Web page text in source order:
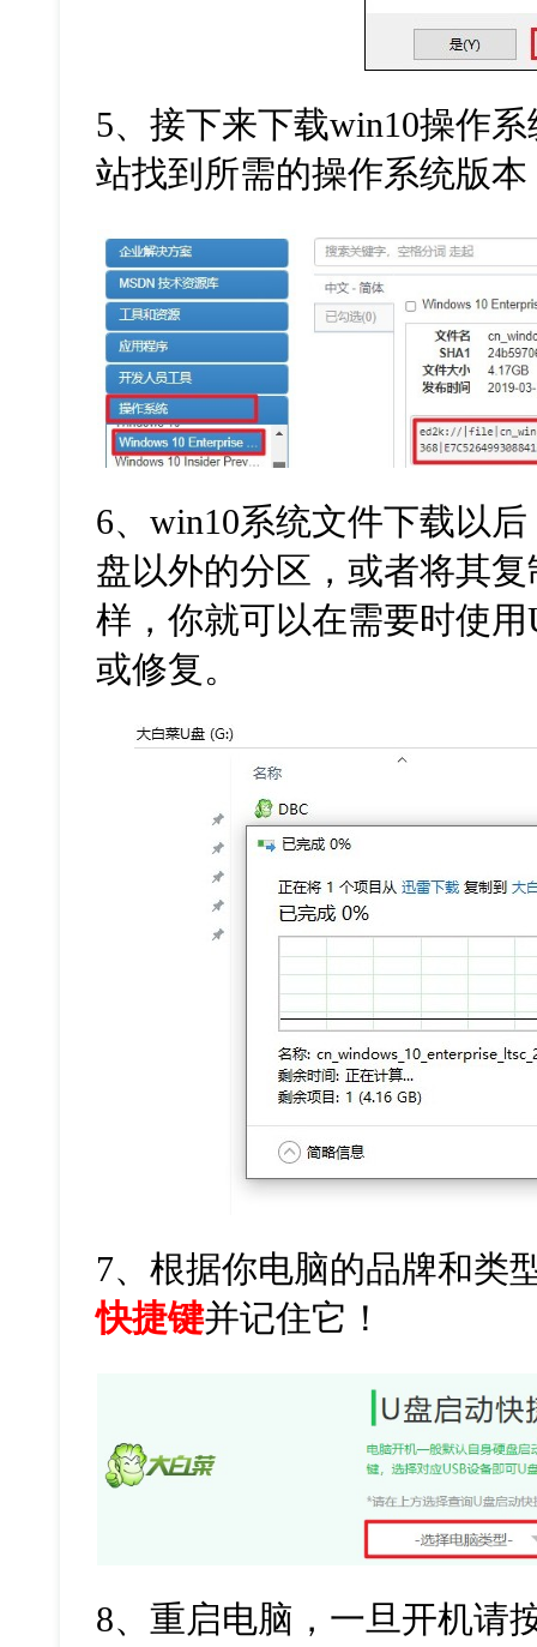
5、接下来下载win10操作系
站找到所需的操作系统版
6、win10系统文件下载以
盘以外的分区，或者将其复
样，你就可以在需要时使用
或修复。
7、根据你电脑的品牌和类
快捷键并记住它！
8、重启电脑，一旦开机请